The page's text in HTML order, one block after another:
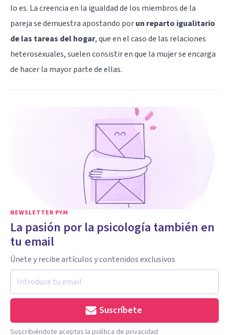
lo es. La creencia en la igualdad de los miembros de la
pareja se demuestra apostando porun reparto igualitario
de las tareas del hogar, que en el caso de las relaciones
heterosexuales, suelen consistir en que la mujer se encarga
de hacer la mayor parte de ellas.
NEWSLETTER PYM
La pasión por la psicología también en
tu email
Únete y recibe artículos y contenidos exclusivos
Suscríbete
Suscribiéndote aceptas la política de privacidad